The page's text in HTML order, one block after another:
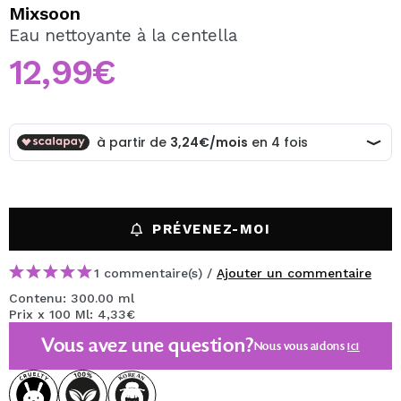
En créant un compte sur Maquibeauty.fr vous pourrez
effectuer vos achats rapidement, vérifier l'état de vos
commandes et consulter vos opérations précédentes.
CRÉER UN COMPTE
Mixsoon
Eau nettoyante à la centella
12,99€
PRÉVENEZ-MOI
1 commentaire(s) / Ajouter un commentaire
Contenu: 300.00 ml
Prix x 100 Ml: 4,33€
Vous avez une question?Nous vous aidonsici